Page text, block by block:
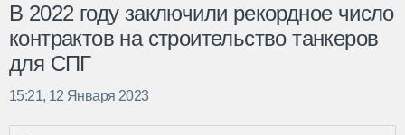
В 2022 году заключили рекордное число
контрактов на строительство танкеров
для СПГ
15:21, 12 Января 2023